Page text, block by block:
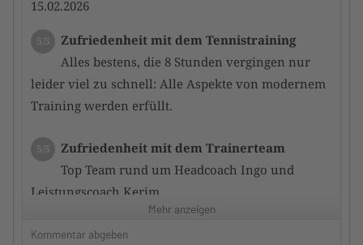
15.02.2026
5/5
Zufriedenheit mit dem Tennistraining
Alles bestens, die 8 Stunden vergingen nur
leider viel zu schnell: Alle Aspekte von modernem
Training werden erfüllt.
5/5
Zufriedenheit mit dem Trainerteam
Top Team rund um Headcoach Ingo und
Leistungscoach Kerim.
Auch die anderen Camptrain er waren sehr
kompetent und motiviert uns zu verbessern.
Mehr anzeigen
Kommentar abgeben